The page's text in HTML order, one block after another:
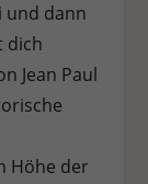
und dann
dich
Jean Paul
Höhe der